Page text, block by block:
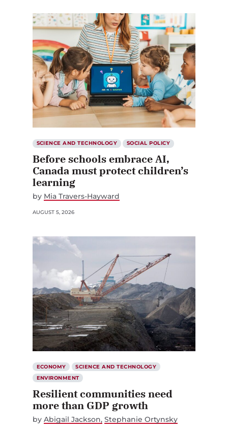
SCIENCE AND TECHNOLOGY SOCIAL POLICY
Before schools embrace AI,
Canada must protect children’s
learning
by Mia Travers-Hayward
AUGUST 5, 2026
ECONOMY
SCIENCE AND TECHNOLOGY
ENVIRONMENT
Resilient communities need
more than GDP growth
by Abigail Jackson Stephanie Ortynsky